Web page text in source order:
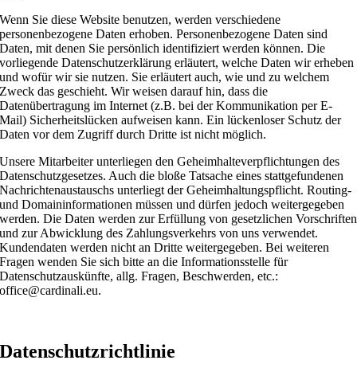
Wenn Sie diese Website benutzen, werden verschiedene
personenbezogene Daten erhoben. Personenbezogene Daten sind
Daten, mit denen Sie persönlich identifiziert werden können. Die
vorliegende Datenschutzerklärung erläutert, welche Daten wir erheben
und wofür wir sie nutzen. Sie erläutert auch, wie und zu welchem
Zweck das geschieht. Wir weisen darauf hin, dass die
Datenübertragung im Internet (z.B. bei der Kommunikation per E-
Mail) Sicherheitslücken aufweisen kann. Ein lückenloser Schutz der
Daten vor dem Zugriff durch Dritte ist nicht möglich.
Unsere Mitarbeiter unterliegen den Geheimhalteverpflichtungen des
Datenschutzgesetzes. Auch die bloße Tatsache eines stattgefundenen
Nachrichtenaustauschs unterliegt der Geheimhaltungspflicht. Routing-
und Domaininformationen müssen und dürfen jedoch weitergegeben
werden. Die Daten werden zur Erfüllung von gesetzlichen Vorschriften
und zur Abwicklung des Zahlungsverkehrs von uns verwendet.
Kundendaten werden nicht an Dritte weitergegeben. Bei weiteren
Fragen wenden Sie sich bitte an die Informationsstelle für
Datenschutzauskünfte, allg. Fragen, Beschwerden, etc.:
office@cardinali.eu.
Datenschutzrichtlinie